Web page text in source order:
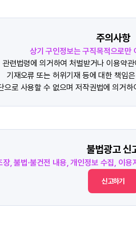
주의사항
상기 구인정보는 구직목적으로만
관련법령에 의거하여 처벌받거나 이용약
기재오류 또는 허위기재 등에 대한 책임
으로 사용할 수 없으며 저작권법에 의거
불법광고 신
장, 불법·불건전 내용, 개인정보 수집, 이
신고하기